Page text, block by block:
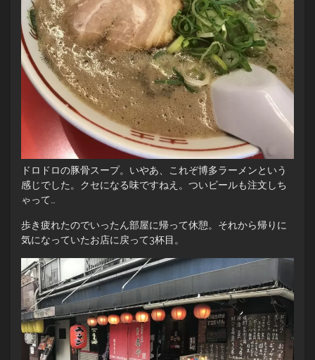
ドロドロの豚骨スープ。いやあ、これぞ博多ラーメンという
感じでした。クセになる味ですねえ。ついビールも注文しち
ゃって…
歩き疲れたのでいったん部屋に帰って休憩。それから帰りに
気になっていたお店に戻って3杯目。